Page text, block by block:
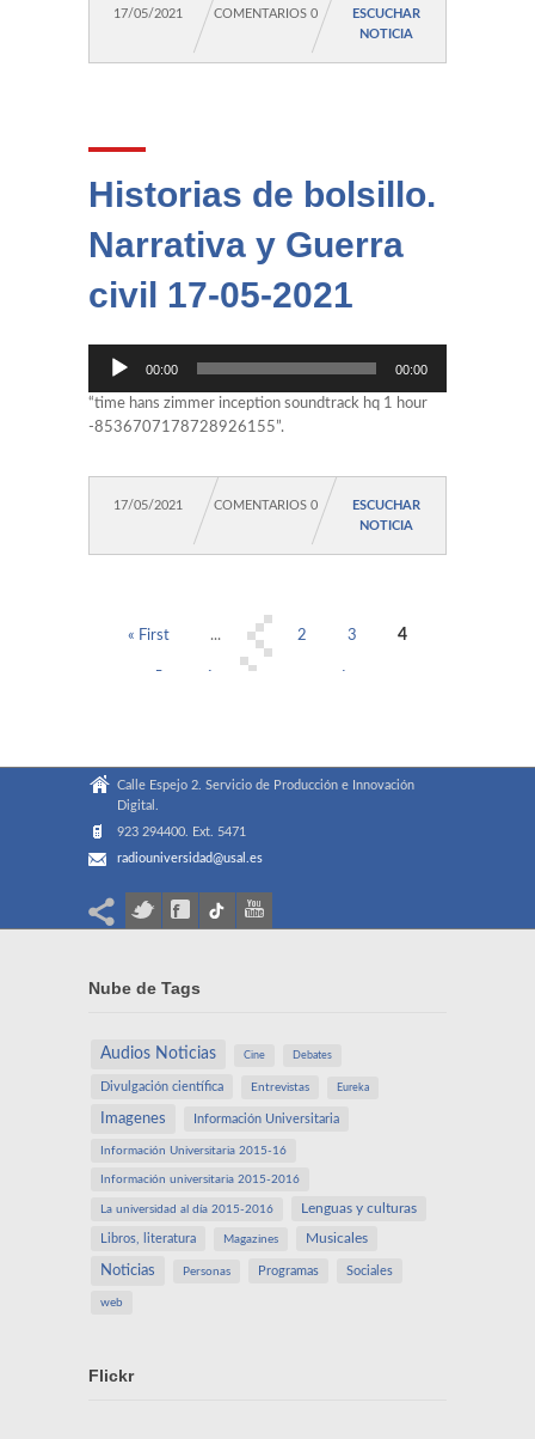
17/05/2021 COMENTARIOS 0
ESCUCHAR
NOTICIA
Historias de bolsillo.
Narrativa y Guerra
civil 17-05-2021
Reproductor
audio
00:00 00:00
“time hans zimmer inception soundtrack hq 1 hour
-8536707178728926155”.
17/05/2021 COMENTARIOS 0
ESCUCHAR
NOTICIA
« First ... 2 3 4
Calle Espejo 2. Servicio de Producción e Innovación
Digital.
923 294400. Ext. 5471
radiouniversidad@usal.es
Nube de Tags
Audios Noticias Cine Debates
Divulgación científica Entrevistas Eureka
Imagenes Información Universitaria
Información Universitaria 2015-16
Información universitaria 2015-2016
La universidad al día 2015-2016 Lenguas y culturas
Libros, literatura Magazines Musicales
Noticias Personas Programas Sociales
web
Flickr